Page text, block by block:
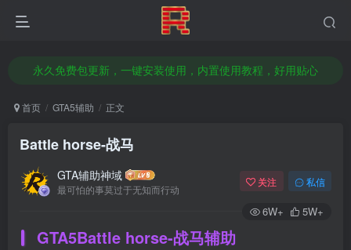
本站已推出部分科技支持GTA5增强版辅助/GTA5传承版辅助/或支持支持双版
永久免费包更新，一键安装使用，内置使用教程，好用贴心
官方授权经销商，全新正品激活码，官方售后服务
首页 GTA5辅助 正文
Battle horse-战马
GTA辅助神域
最可怕的事莫过于无知而行动
关注 私信
6W+ 5W+
GTA5Battle horse-战马辅助